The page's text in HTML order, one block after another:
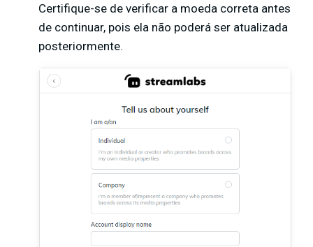
Certifique-se de verificar a moeda correta antes
de continuar, pois ela não poderá ser atualizada
posteriormente.